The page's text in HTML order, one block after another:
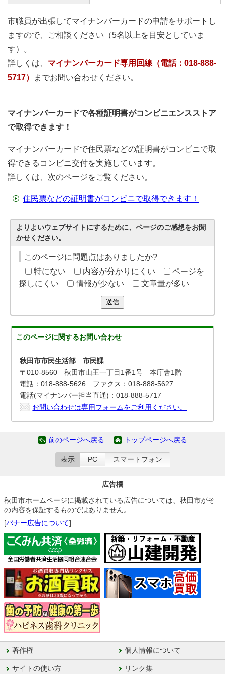
市職員が出張してマイナンバーカードの申請をサポートし
ますので、ご相談ください（5名以上を目安としていま
す）。
詳しくは、 マイナンバーカード専用回線（電話：018-888-
5717）
までお問い合わせください。
マイナンバーカードで各種証明書がコンビニエンスストア
で取得できます！
マイナンバーカードで住民票などの証明書がコンビニで取
得できるコンビニ交付を実施しています。
詳しくは、次のページをご覧ください。
住民票などの証明書がコンビニで取得できます！
よりよいウェブサイトにするために、ページのご感想をお聞
かせください。
このページに問題点はありましたか?
特にない
内容が分かりにくい
ページを
探しにくい
情報が少ない 文章量が多い
送信
このページに関するお問い合わせ
秋田市市民生活部 市民課
〒010-8560 秋田市山王一丁目1番1号 本庁舎1階
電話：018-888-5626 ファクス：018-888-5627
電話(マイナンバー担当直通)：018-888-5717
お問い合わせは専用フォームをご利用ください。
前のページへ戻る トップページへ戻る
表示 PC スマートフォン
広告欄
秋田市ホームページに掲載されている広告については、秋田市がそ
の内容を保証するものではありません。
[バナー広告について]
著作権 個人情報について
サイトの使い方 リンク集